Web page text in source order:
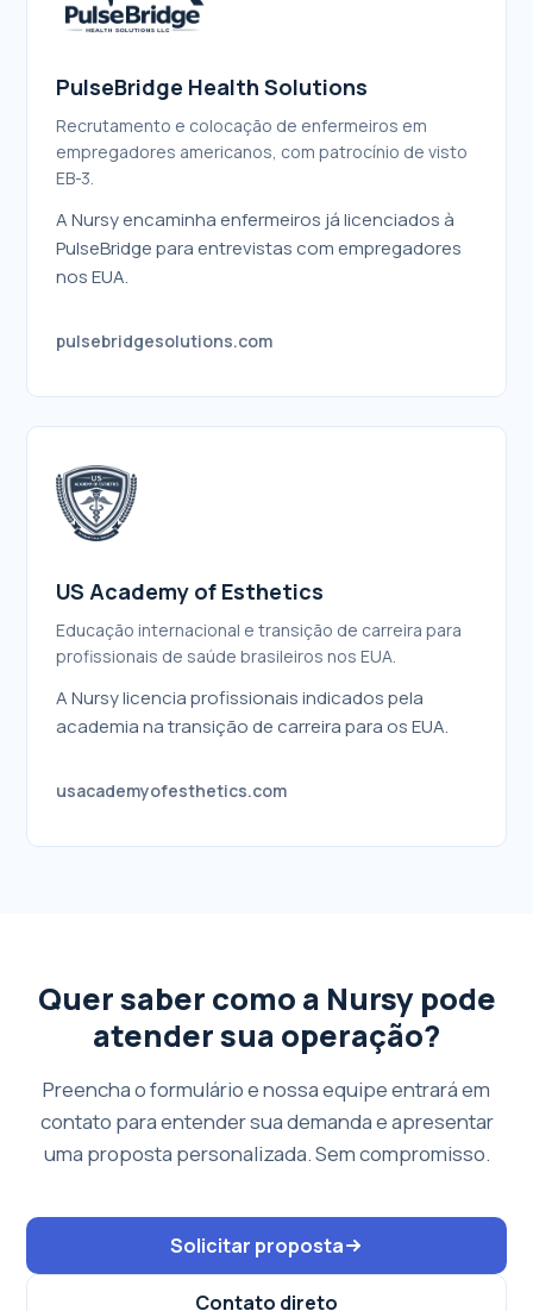
PulseBridge Health Solutions
Recrutamento e colocação de enfermeiros em
empregadores americanos, com patrocínio de visto
EB-3.
A Nursy encaminha enfermeiros já licenciados à
PulseBridge para entrevistas com empregadores
nos EUA.
pulsebridgesolutions.com
US Academy of Esthetics
Educação internacional e transição de carreira para
profissionais de saúde brasileiros nos EUA.
A Nursy licencia profissionais indicados pela
academia na transição de carreira para os EUA.
usacademyofesthetics.com
Quer saber como a Nursy pode
atender sua operação?
Preencha o formulário e nossa equipe entrará em
contato para entender sua demanda e apresentar
uma proposta personalizada. Sem compromisso.
Solicitar proposta
Contato direto